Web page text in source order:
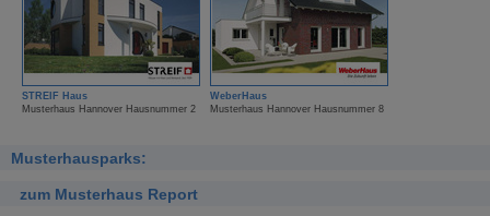
STREIF Haus
Musterhaus Hannover Hausnummer 2
WeberHaus
Musterhaus Hannover Hausnummer 8
Musterhausparks:
zum Musterhaus Report